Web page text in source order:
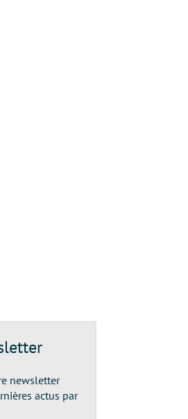
newsletter
actus par